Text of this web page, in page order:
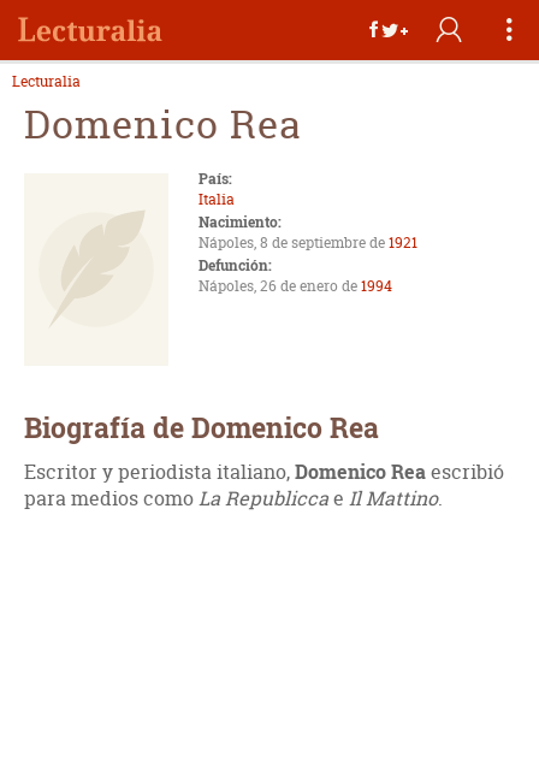
Lecturalia
Domenico Rea
País:
Italia
Nacimiento:
Nápoles, 8 de septiembre de1921
Defunción:
Nápoles, 26 de enero de1994
Biografía de Domenico Rea
Escritor y periodista italiano,Domenico Reaescribió
para medios comoLa Republiccae Il Mattino.